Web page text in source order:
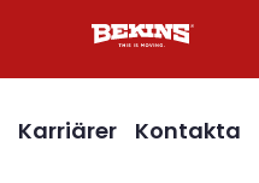
Karriärer Kontakta